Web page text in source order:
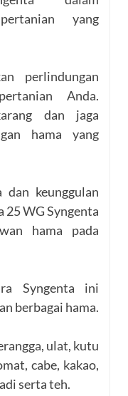
yang
perlindungan
Anda.
dan jaga
hama yang
dan keunggulan
25 WG Syngenta
hama pada
Syngenta ini
berbagai hama.
ulat, kutu
cabe, kakao,
serta teh.